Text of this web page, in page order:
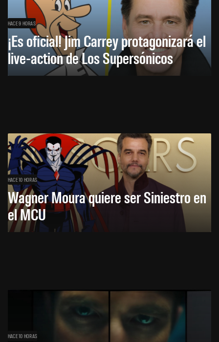
HACE 9 HORAS
¡Es oficial! Jim Carrey protagonizará el
live-action de Los Supersónicos
HACE 10 HORAS
Wagner Moura quiere ser Siniestro en
el MCU
HACE 10 HORAS